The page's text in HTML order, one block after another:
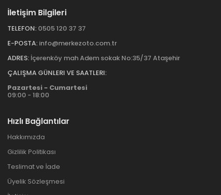
İletişim Bilgileri
TELEFON: 0505 120 37 37
E-POSTA: info@merkezoto.com.tr
ADRES: İçerenköy mah Adem sokak No:35/37 Ataşehir
ÇALIŞMA GÜNLERI VE SAATLERI:
Pazartesi - Cumartesi
09:00 - 18:00
Hızlı Bağlantılar
Hakkımızda
Gizlilik Politikası
Teslimat ve İade
Üyelik Sözleşmesi